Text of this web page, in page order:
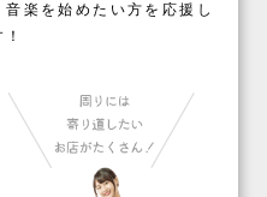
楽を始めたい方を応援し